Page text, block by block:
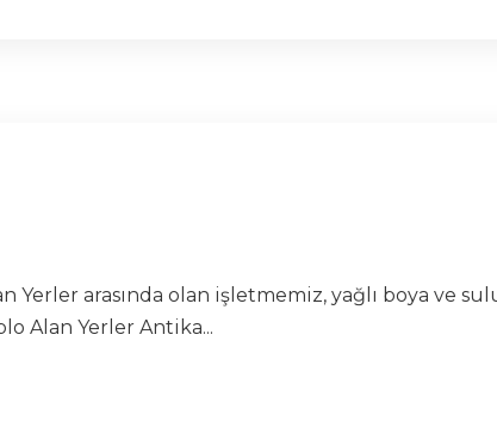
Yerler arasında olan işletmemiz, yağlı boya ve
Alan Yerler Antika...